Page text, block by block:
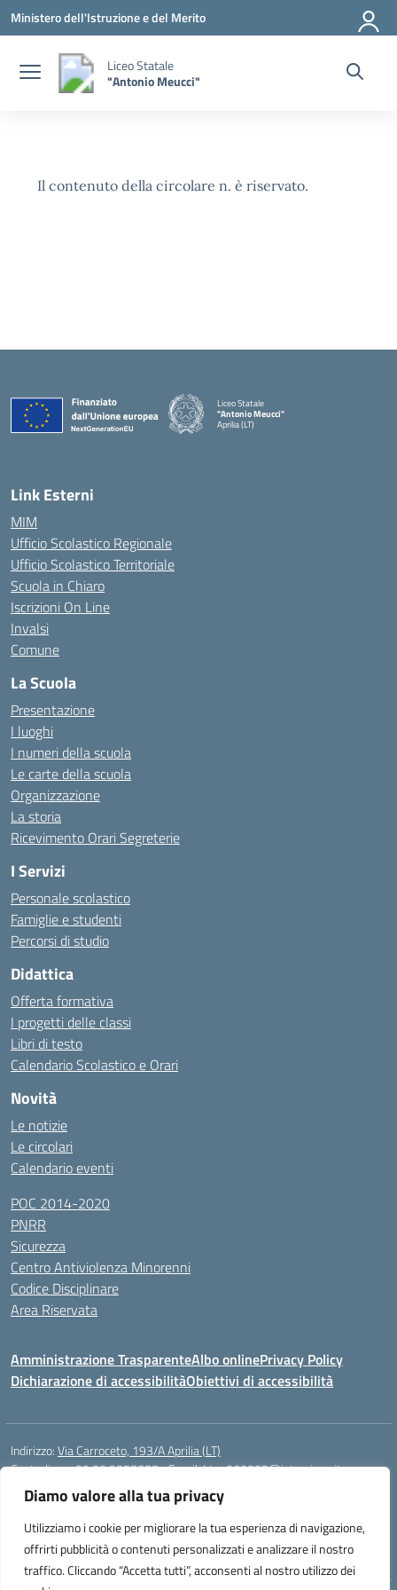
Diamo valore alla tua privacy
Utilizziamo i cookie per migliorare la tua esperienza di navigazione,
offrirti pubblicità o contenuti personalizzati e analizzare il nostro
traffico. Cliccando “Accetta tutti”, acconsenti al nostro utilizzo dei
Vai ai contenuti
Vai al menu di navigazione
Vai al footer
Ministero dell'Istruzione e del Merito
Liceo Statale
"Antonio Meucci"
Il contenuto della circolare n. è riservato.
Liceo Statale
"Antonio Meucci"
Aprilia (LT)
Link Esterni
MIM
Ufficio Scolastico Regionale
Ufficio Scolastico Territoriale
Scuola in Chiaro
Iscrizioni On Line
Invalsi
Comune
La Scuola
Presentazione
I luoghi
I numeri della scuola
Le carte della scuola
Organizzazione
La storia
Ricevimento Orari Segreterie
I Servizi
Personale scolastico
Famiglie e studenti
Percorsi di studio
Didattica
Offerta formativa
I progetti delle classi
Libri di testo
Calendario Scolastico e Orari
Novità
Le notizie
Le circolari
Calendario eventi
POC 2014-2020
PNRR
Sicurezza
Centro Antiviolenza Minorenni
Codice Disciplinare
Area Riservata
Amministrazione TrasparenteAlbo onlinePrivacy Policy
Dichiarazione di accessibilitàObiettivi di accessibilità
Indirizzo:Via Carroceto, 193/A Aprilia (LT)
Centralino:+39 06 9257678 Email:Ltps060002@istruzione.it
Posta elettronica certificata (PEC): Ltps060002@pec.istruzione.it
Codice fiscale: 91001930592
Codice meccanografico: LTPS060002